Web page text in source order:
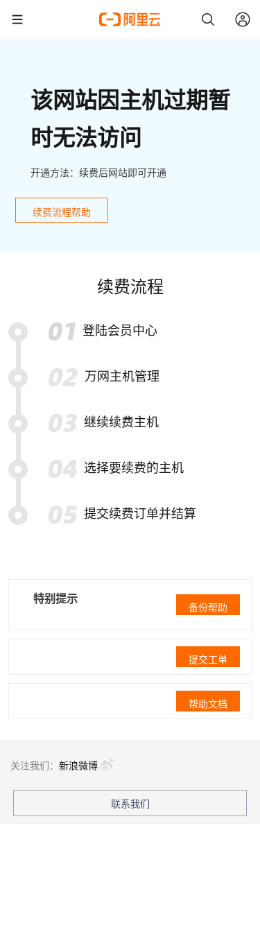
该网站因主机过期暂
时无法访问
开通方法：续费后网站即可开通
续费流程帮助
续费流程
登陆会员中心
万网主机管理
继续续费主机
选择要续费的主机
提交续费订单并结算
特别提示
备份帮助
提交工单
帮助文档